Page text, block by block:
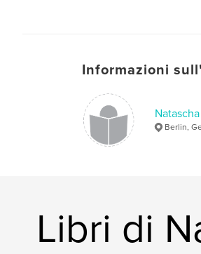
Informazioni
Berlin,
Libri di